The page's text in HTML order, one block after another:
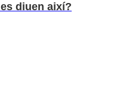
diuen així?